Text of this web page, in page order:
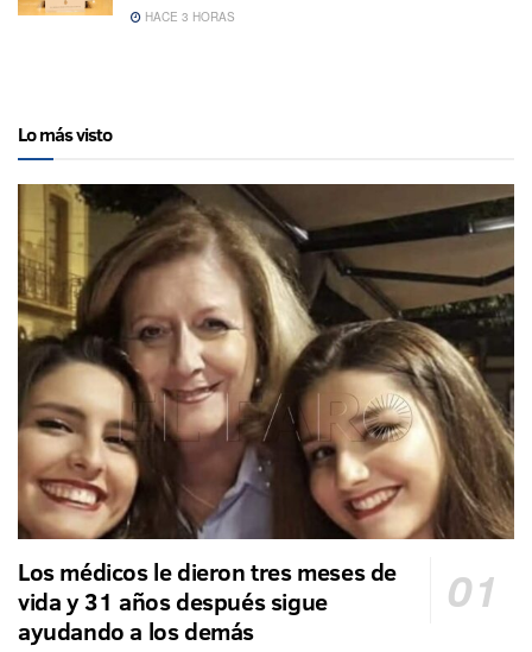
HACE 3 HORAS
Lo más visto
Los médicos le dieron tres meses de
vida y 31 años después sigue
ayudando a los demás